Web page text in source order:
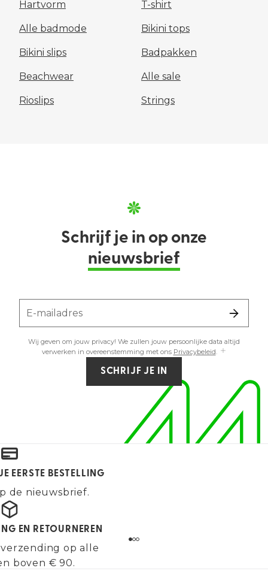
Hartvorm T-shirt
Alle badmode Bikini tops
Bikini slips Badpakken
Beachwear Alle sale
Rioslips Strings
Schrijf je in op onze
nieuwsbrief
E-mailadres
Wij geven om jouw privacy! We zullen jouw persoonlijke data altijd
verwerken in overeenstemming met ons Privacybeleid.
SCHRIJF JE IN
EERSTE BESTELLING
de nieuwsbrief.
EN RETOURNEREN
op alle
boven € 90.